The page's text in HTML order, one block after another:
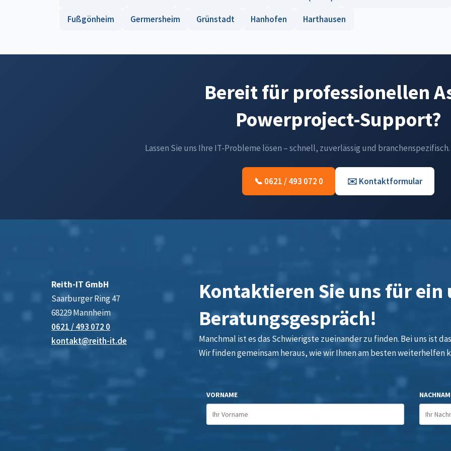
Fußgönheim
Germersheim Grünstadt Hanhofen Harthausen
Bereit für professionellen
Powerproject-Support?
Lassen Sie uns Ihre IT-Probleme lösen – schnell, zuverlässig und branchenspezifisch.
📞 0621 / 493 072 0 ✉️ Kontaktformular
Reith-IT GmbH
Saarburger Ring 47
68229 Mannheim
0621 / 493 072 0
kontakt@reith-it.de
Kontaktieren Sie uns für
Beratungsgespräch!
Manchmal ist es das Schwierigste zueinander zu finden. Bei uns ist
Wir finden gemeinsam heraus, wie wir Ihnen am besten weiterhelfen
VORNAME